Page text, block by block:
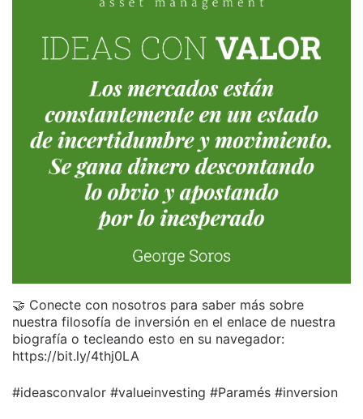
🤝 Conecte con nosotros para saber más sobre
nuestra filosofía de inversión en el enlace de nuestra
biografía o tecleando esto en su navegador:
https://bit.ly/4thj0LA
#ideasconvalor #valueinvesting #Paramés #inversion